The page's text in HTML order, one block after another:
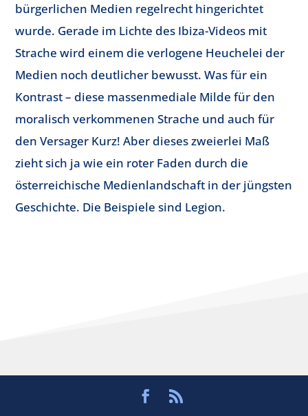
bürgerlichen Medien regelrecht hingerichtet
wurde. Gerade im Lichte des Ibiza-Videos mit
Strache wird einem die verlogene Heuchelei der
Medien noch deutlicher bewusst. Was für ein
Kontrast – diese massenmediale Milde für den
moralisch verkommenen Strache und auch für
den Versager Kurz! Aber dieses zweierlei Maß
zieht sich ja wie ein roter Faden durch die
österreichische Medienlandschaft in der jüngsten
Geschichte. Die Beispiele sind Legion.